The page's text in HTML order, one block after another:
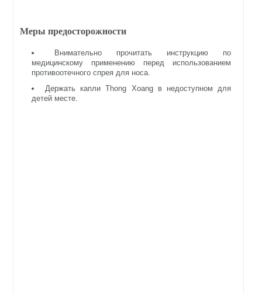
Меры предосторожности
Внимательно прочитать инструкцию по
медицинскому применению перед использованием
противоотечного спрея для носа.
Держать капли Thong Xoang в недоступном для
детей месте.